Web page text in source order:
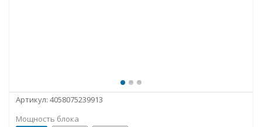
Артикул: 4058075239913
Мощность блока